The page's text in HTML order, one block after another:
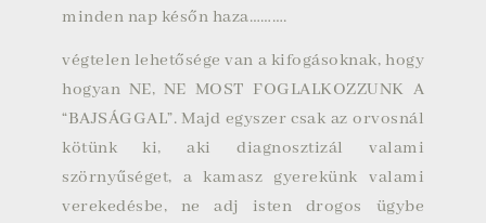
minden nap későn haza……….
végtelen lehetősége van a kifogásoknak, hogy
hogyan NE, NE MOST FOGLALKOZZUNK A
“BAJSÁGGAL”. Majd egyszer csak az orvosnál
kötünk ki, aki diagnosztizál valami
szörnyűséget, a kamasz gyerekünk valami
verekedésbe, ne adj isten drogos ügybe